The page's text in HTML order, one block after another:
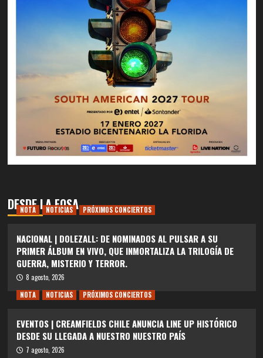
DESDE LA FOSA
NOTA NOTICIAS PRÓXIMOS CONCIERTOS
NACIONAL | DOLEZALL: DE NOMINADOS AL PULSAR A SU
PRIMER ÁLBUM EN VIVO, QUE INMORTALIZA LA TRILOGÍA DE
GUERRA, MISTERIO Y TERROR.
8 agosto, 2026
NOTA
NOTICIAS PRÓXIMOS CONCIERTOS
EVENTOS | CREAMFIELDS CHILE ANUNCIA LINE UP HISTÓRICO
DESDE SU LLEGADA A NUESTRO NUESTRO PAÍS
7 agosto, 2026